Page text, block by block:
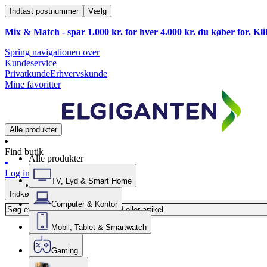
Indtast postnummer Vælg
Mix & Match - spar 1.000 kr. for hver 4.000 kr. du køber for.
Spring navigationen over
Kundeservice
PrivatkundeErhvervskunde
Mine favoritter
Alle produkter
Find butik
Log ind
Indkøbskurv
Alle produkter
TV, Lyd & Smart Home
Computer & Kontor
Mobil, Tablet & Smartwatch
Gaming